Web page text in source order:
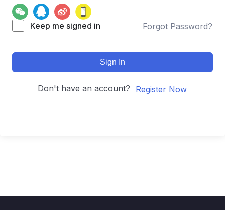
Keep me signed in Forgot Password?
Sign In
Don't have an account? Register Now